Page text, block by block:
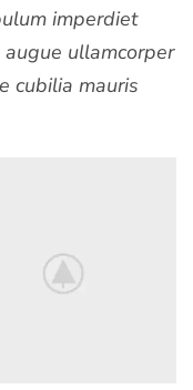
imperdiet
ullamcorper
cubilia mauris